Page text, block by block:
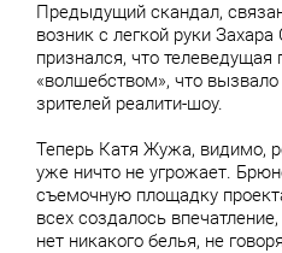
Предыдущий скандал,
возник с легкой руки
признался, что телеведущая
«волшебством», что
зрителей реалити-шоу.
Теперь Катя Жужа, видимо,
уже ничто не угрожает.
съемочную площадку
всех создалось
нет никакого белья, не